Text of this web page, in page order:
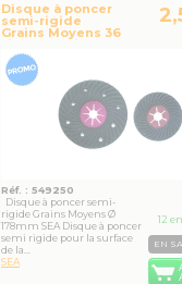
Disque à poncer
semi-rigide
Grains Moyens 36
Ø 178mm pierre
béton...
Réf. : 549250
Disque à poncer semi-
rigide Grains Moyens Ø
178mm SEA Disque à poncer
semi rigide pour la surface
de la...
SEA
12
EN